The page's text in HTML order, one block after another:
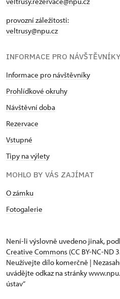
provozní záležitosti:
veltrusy@npu.cz
INFORMACE PRO NÁVŠTĚVNÍKY
Informace pro návštěvníky
Prohlídkové okruhy
Návštěvní doba
Rezervace
Vstupné
Tipy na výlety
MOHLO BY VÁS ZAJÍMAT
O zámku
Fotogalerie
Není-li výslovně uvedeno jinak,
Creative Commons (CC BY-NC-ND
Neužívejte dílo komerčně |
uvádějte odkaz na stránky
ústav“